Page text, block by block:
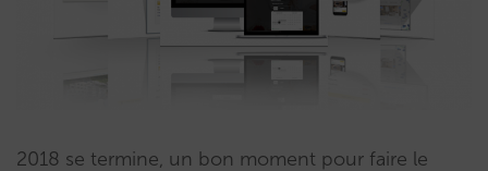
2018 se termine, un bon moment pour faire le